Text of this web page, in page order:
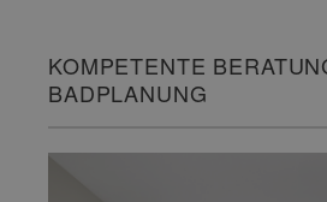
KOMPETENTE
BADPLANUNG